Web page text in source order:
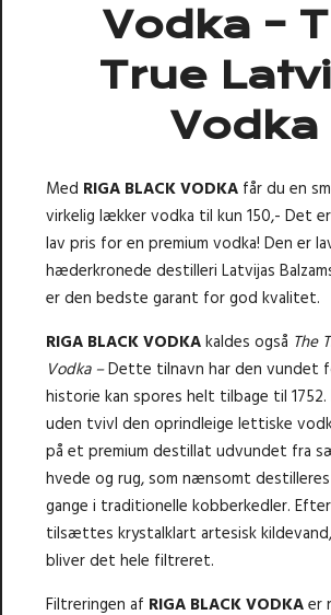
Vodka –
True
Vodka
Med RIGA BLACK VODKA får du en
virkelig lækker vodka til kun 150,- Det
lav pris for en premium vodka! Den er
hæderkronede destilleri Latvijas
er den bedste garant for god kvalitet.
RIGA BLACK VODKAkaldes også The
Vodka –Dette tilnavn har den vundet
historie kan spores helt tilbage til
uden tvivl den oprindleige lettiske
på et premium destillat udvundet fra
hvede og rug, som nænsomt
gange i traditionelle kobberkedler.
tilsættes krystalklart artesisk
bliver det hele filtreret.
Filtreringen af RIGA BLACK VODKAer